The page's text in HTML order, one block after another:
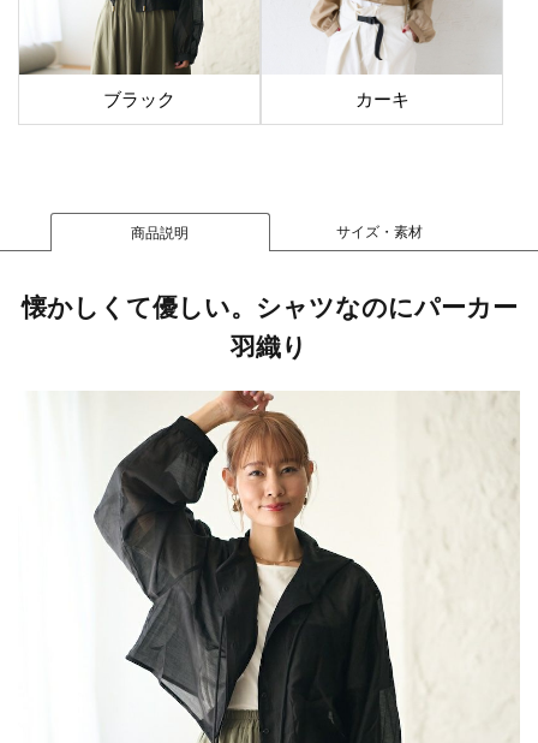
商品説明 サイズ・素材
懐かしくて優しい。シャツなのにパーカー
羽織り
ブラック カーキ